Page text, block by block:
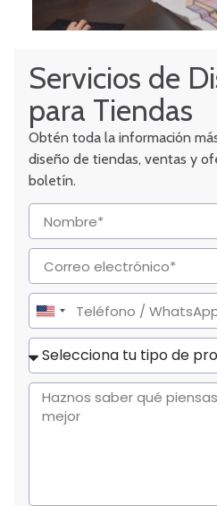
Servicios de
para Tiendas
Obtén toda la información
diseño de tiendas, ventas y
boletín.
United
States
+1